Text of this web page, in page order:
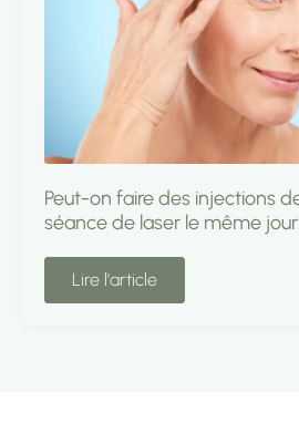
Peut-on faire des injections
séance de laser le même
Lire l'article